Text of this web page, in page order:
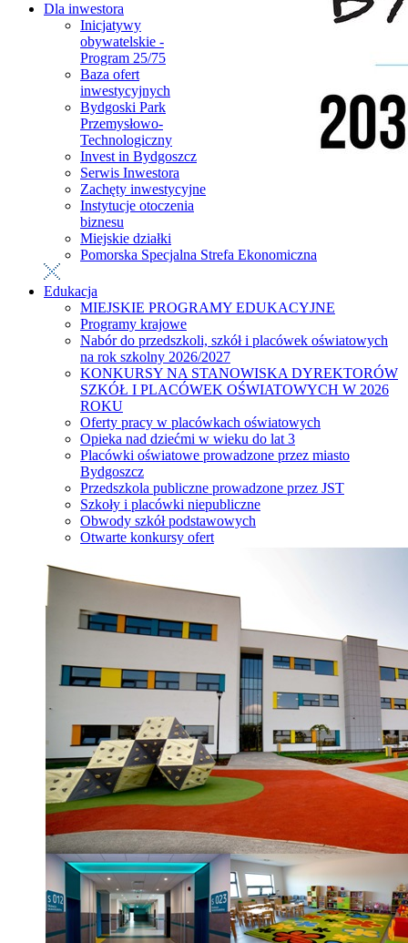
Dla inwestora
Inicjatywy
obywatelskie -
Program 25/75
Baza ofert
inwestycyjnych
Bydgoski Park
Przemysłowo-
Technologiczny
Invest in Bydgoszcz
Serwis Inwestora
Zachęty inwestycyjne
Instytucje otoczenia
biznesu
Miejskie działki
Pomorska Specjalna Strefa Ekonomiczna
Edukacja
MIEJSKIE PROGRAMY EDUKACYJNE
Programy krajowe
Nabór do przedszkoli, szkół i placówek oświatowych
na rok szkolny 2026/2027
KONKURSY NA STANOWISKA DYREKTORÓW
SZKÓŁ I PLACÓWEK OŚWIATOWYCH W 2026
ROKU
Oferty pracy w placówkach oświatowych
Opieka nad dziećmi w wieku do lat 3
Placówki oświatowe prowadzone przez miasto
Bydgoszcz
Przedszkola publiczne prowadzone przez JST
Szkoły i placówki niepubliczne
Obwody szkół podstawowych
Otwarte konkursy ofert